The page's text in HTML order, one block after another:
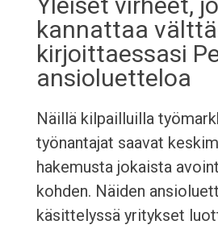
kannattaa
kirjoittaessasi
ansioluetteloa
Näillä kilpailluilla
työnantajat saavat
hakemusta jokaista
kohden. Näiden
käsittelyssä yritykset